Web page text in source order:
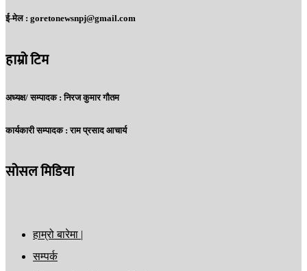
ई-मेल : goretonewsnpj@gmail.com
हाम्रो टिम
अध्यक्ष/ सम्पादक : निरज कुमार गौतम
कार्यकारी सम्पादक : राम प्रसाद आचार्य
सोसल मिडिया
हाम्रो बारेमा |
सम्पर्क